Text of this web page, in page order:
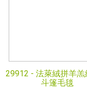
29912 - 法萊絨拼羊羔
斗篷毛毯